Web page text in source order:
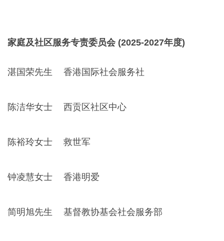
家庭及社区服务专责委员会 (2025-2027年度)
湛国荣先生 香港国际社会服务社
陈洁华女士 西贡区社区中心
陈裕玲女士 救世军
钟凌慧女士 香港明爱
简明旭先生 基督教协基会社会服务部